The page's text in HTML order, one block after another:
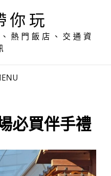
你玩
熱門飯店、交通資
必買伴手禮